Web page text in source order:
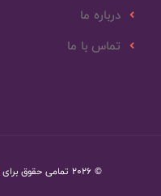
درباره ما
تماس با ما
© 2026 تمامی حقوق برای